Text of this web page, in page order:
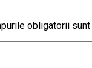
obligatorii